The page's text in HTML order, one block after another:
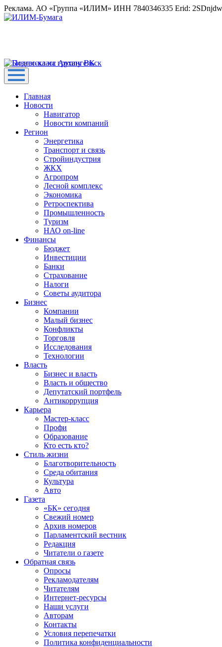
Реклама. АО «Группа «ИЛИМ» ИНН 7840346335 Erid:
Главная
Новости
Навигатор
Новости компаний
Регион
Энергетика
Транспорт и связь
Стройиндустрия
ЖКХ
Агропром
Лесной комплекс
Экономика
Ретроспектива
Промышленность
Туризм
НАО on-line
Финансы
Бюджет
Инвестиции
Банки
Страхование
Налоги
Советы аудитора
Бизнес
Компании
Малый бизнес
Конфликты
Торговля
Исследования
Технологии
Власть
Бизнес и власть
Власть и общество
Депутатский портфель
Антикоррупция
Карьера
Мастер-класс
Профи
Образование
Кто есть кто?
Стиль жизни
Благотворительность
Среда обитания
Культура
Авто
Газета
«БК» сегодня
Свежий номер
Архив номеров
Парламентский вестник
Редакция
Читатели о газете
Обратная связь
Опросы
Рекламодателям
Читателям
Интернет-ресурсы
Наши услуги
Авторам
Контакты
Условия перепечатки
Политика конфиденциальности